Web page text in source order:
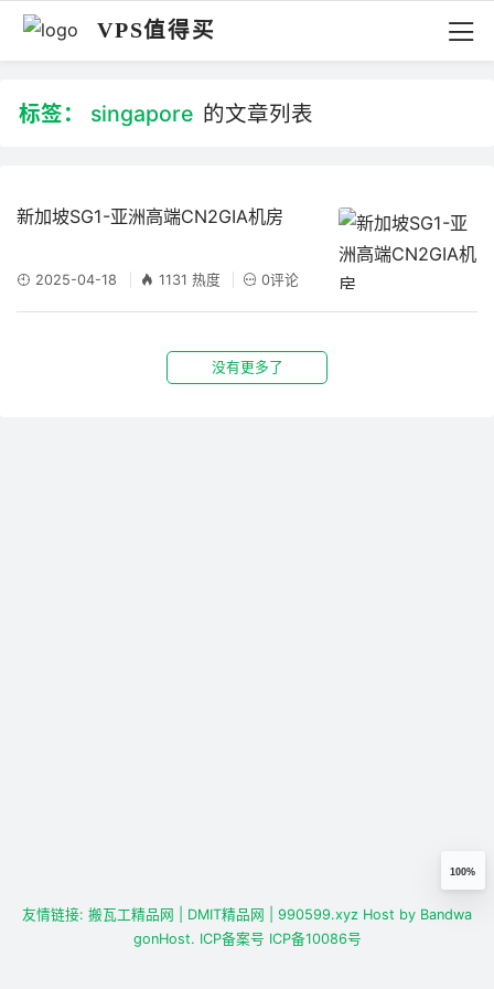
VPS值得买
标签： singapore 的文章列表
新加坡SG1-亚洲高端CN2GIA机房
2025-04-18 1131 热度 0评论
没有更多了
100%
友情链接: 搬瓦工精品网 | DMIT精品网 | 990599.xyz Host by Bandwa
gonHost. ICP备案号 ICP备10086号